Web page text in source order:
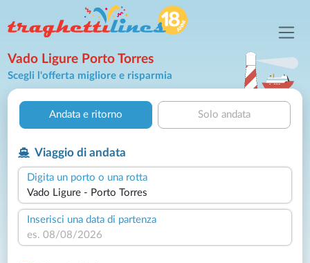
Vado Ligure Porto Torres
Scegli l'offerta migliore e risparmia
Andata e ritorno Solo andata
Viaggio di andata
Digita un porto o una rotta
Inserisci una data di partenza